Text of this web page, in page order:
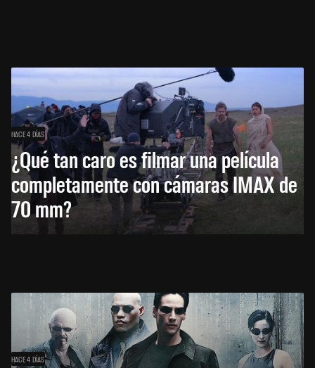
HACE 4 DÍAS
¿Qué tan caro es filmar una película
completamente con cámaras IMAX de
70 mm?
HACE 4 DÍAS